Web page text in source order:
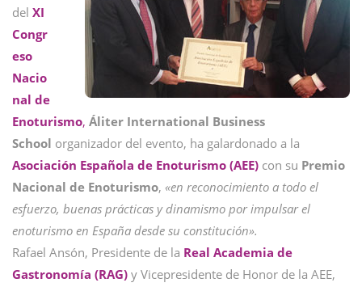
del XI
Congr
eso
Nacio
nal de
Enoturismo, Áliter International Business
School organizador del evento, ha galardonado a la
Asociación Española de Enoturismo (AEE) con su Premio
Nacional de Enoturismo, «en reconocimiento a todo el
esfuerzo, buenas prácticas y dinamismo por impulsar el
enoturismo en España desde su constitución».
Rafael Ansón, Presidente de la Real Academia de
Gastronomía (RAG) y Vicepresidente de Honor de la AEE,